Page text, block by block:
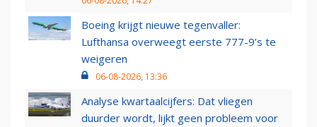
Boeing krijgt nieuwe tegenvaller:
Lufthansa overweegt eerste 777-9’s te
weigeren
06-08-2026, 13:36
Analyse kwartaalcijfers: Dat vliegen
duurder wordt, lijkt geen probleem voor